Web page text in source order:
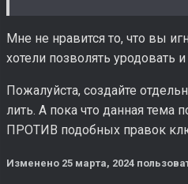
Мне не нравится то, что вы
хотели позволять уродовать
Пожалуйста, создайте
лить. А пока что данная
ПРОТИВ подобных правок
Изменено 25 марта, 2024